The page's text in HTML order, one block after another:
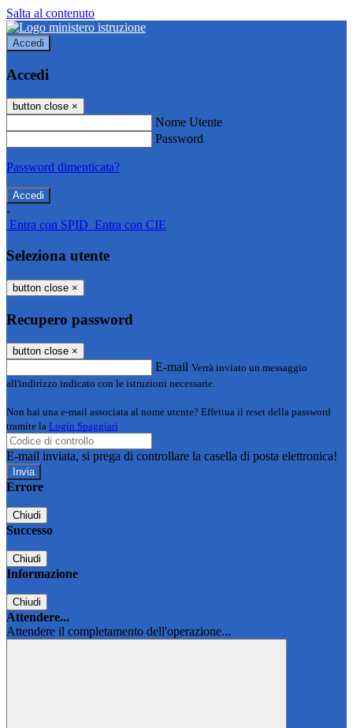
Salta al contenuto
Accedi
Accedi
button close ×
Nome Utente
Password
Password dimenticata?
-
Entra con SPID Entra con CIE
Seleziona utente
button close ×
Recupero password
button close ×
E-mail Verrà inviato un messaggio
all'indirizzo indicato con le istruzioni necessarie.
Non hai una e-mail associata al nome utente? Effettua il reset della password
tramite la Login Spaggiari
E-mail inviata, si prega di controllare la casella di posta elettronica!
Errore
Chiudi
Successo
Chiudi
Informazione
Chiudi
Attendere...
Attendere il completamento dell'operazione...